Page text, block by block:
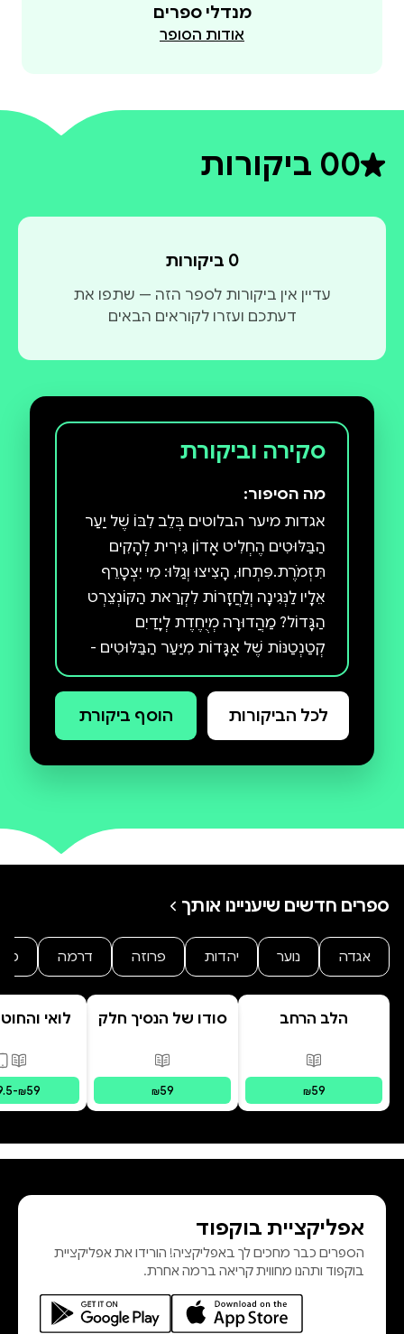
מנדלי ספרים
אודות הסופר
0דירוג ממוצע 0 מתוך 5
0 ביקורות
0 ביקורות
עדיין אין ביקורות לספר הזה — שתפו את
דעתכם ועזרו לקוראים הבאים
סקירה וביקורת
מה הסיפור:
אגדות מיער הבלוטים בְּלֵב לִבּוֹ שֶׁל יַעַר
הַבַּלּוּטִים הֶחְלִיט אָדוֹן גִּירִית לְהָקִים
תִּזְמֹרֶת.פִּתְחוּ, הָצִיצוּ וְגַלּוּ: מִי יִצְטָרֵף
אֵלָיו לַנְּגִינָה וְלַחֲזָרוֹת לִקְרַאת הַקּוֹנְצֵרְט
הַגָּדוֹל? מַהֲדוּרָה מְיֻחֶדֶת לְיָדַיִם
קְטַנְטַנּוֹת שֶׁל אַגָּדוֹת מִיַּעַר הַבַּלּוּטִים -
הַסִּדְרָה הַנִּפְלָאָה לְפָעוֹטוֹת מֵאֵת ג׳וּלְיָה
דוֹנַלְדְסוֹן וְאַקְסֶל שֶׁפְלֶר, מֵהַיּוֹצְרִים
הַבּוֹלְטִים בְּסִפְרוּת הַיְּלָדִים הָעוֹלָמִית.
לכל הביקורות הוסף ביקורת
ספרים חדשים שיעניינו אותך
אגדה נוער יהדות פרוזה דרמה
הלב הרחב
פורמטים זמינים מודפס
₪59
סודו של הנסיך חלק
הנסתר
פורמטים זמינים
מודפס
₪59
לואי
-₪59
אפליקציית בוקפוד
הספרים כבר מחכים לך באפליקציה! הורידו את אפליקציית
בוקפוד ותהנו מחווית קריאה ברמה אחרת.